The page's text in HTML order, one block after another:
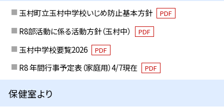
玉村町立玉村中学校いじめ防止基本方針 PDF
R8部活動に係る活動方針（玉村中） PDF
玉村中学校要覧2026 PDF
R8 年間行事予定表（家庭用）4/7現在 PDF
保健室より